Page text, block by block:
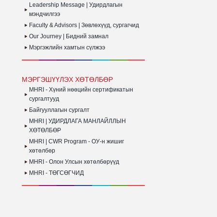
Leadership Message | Удирдлагын
мэндчилгээ
Faculty & Advisors | Зөвлөхүүд, сургагчид
Our Journey | Бидний замнал
Мэргэжлийн хамтын сүлжээ
МЭРГЭШҮҮЛЭХ ХӨТӨЛБӨР
MHRI - Хүний нөөцийн сертификатын
сургалтууд
Байгууллагын сургалт
MHRI | УДИРДЛАГА МАНЛАЙЛЛЫН
ХӨТӨЛБӨР
MHRI | CWR Program - ОУ-н жишиг
хөтөлбөр
MHRI - Олон Улсын хөтөлбөрүүд
MHRI - ТӨГСӨГЧИД